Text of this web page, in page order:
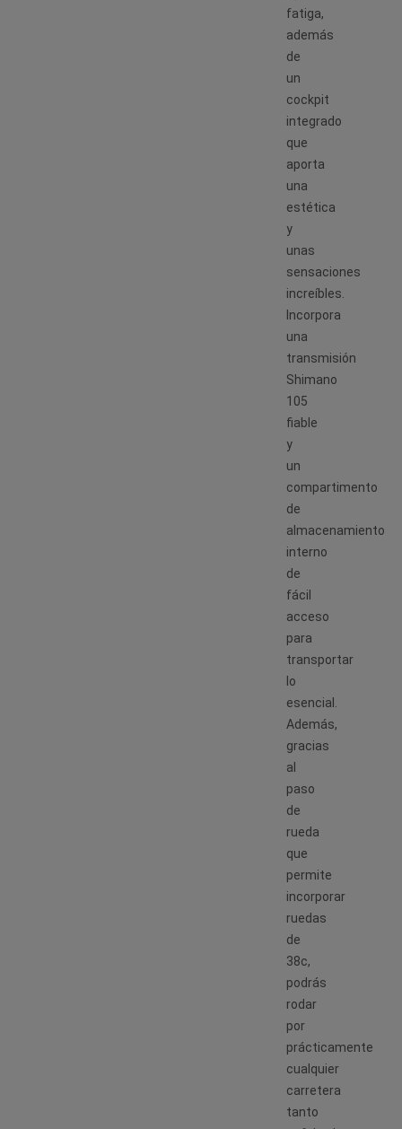
fatiga,
además
de
un
cockpit
integrado
que
aporta
una
estética
y
unas
sensaciones
increíbles.
Incorpora
una
transmisión
Shimano
105
fiable
y
un
compartimento
de
almacenamiento
interno
de
fácil
acceso
para
transportar
lo
esencial.
Además,
gracias
al
paso
de
rueda
que
permite
incorporar
ruedas
de
38c,
podrás
rodar
por
prácticamente
cualquier
carretera
tanto